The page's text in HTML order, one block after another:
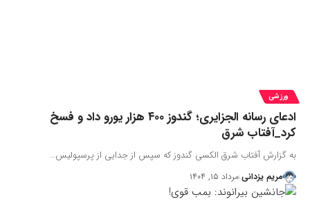
ورزشی
ادعای رسانه الجزایری؛ گندوز ۴۰۰ هزار یورو داد و فسخ
کرد_آفتاب شرق
به گزارش آفتاب شرق الکسی گندوز که سپس از جدایی از پرسپولیس…
مریم یزدانی مرداد ۱۵, ۱۴۰۴